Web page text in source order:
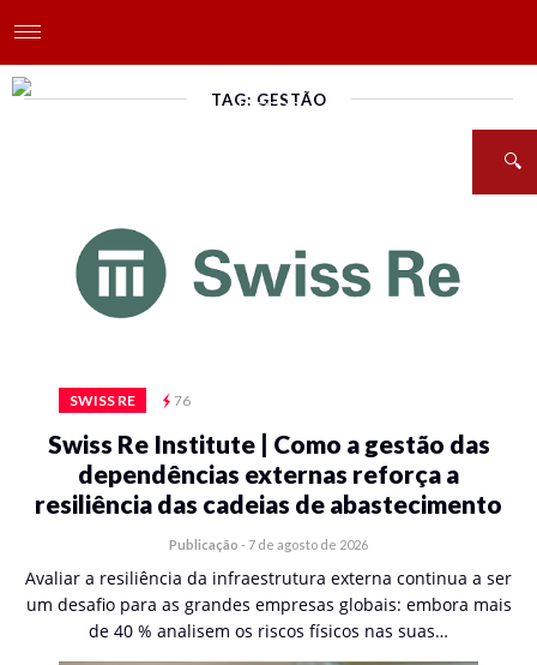
TAG: GESTÃO
SWISS RE 76
Swiss Re Institute | Como a gestão das
dependências externas reforça a
resiliência das cadeias de abastecimento
Publicação - 7 de agosto de 2026
Avaliar a resiliência da infraestrutura externa continua a ser
um desafio para as grandes empresas globais: embora mais
de 40 % analisem os riscos físicos nas suas…